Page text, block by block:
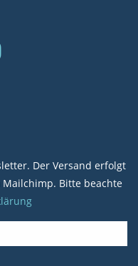
Der Versand erfolgt
Bitte beachte